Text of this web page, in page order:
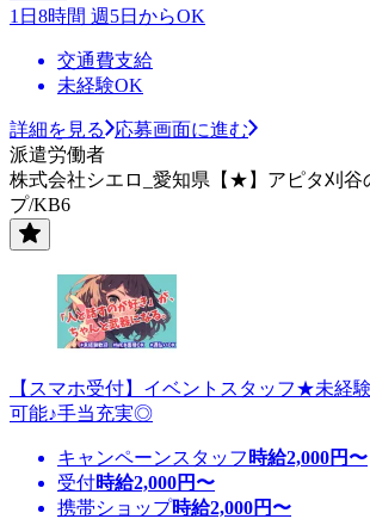
1日8時間 週5日からOK
交通費支給
未経験OK
詳細を見る
応募画面に進む
派遣労働者
株式会社シエロ_愛知県【★】アピタ刈谷
プ/KB6
【スマホ受付】イベントスタッフ★未経
可能♪手当充実◎
キャンペーンスタッフ 時給2,000円〜
受付時給2,000円〜
携帯ショップ時給2,000円〜